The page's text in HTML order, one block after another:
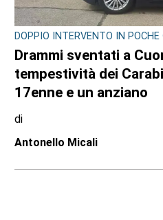
DOPPIO INTERVENTO IN POCHE
Drammi sventati a
tempestività dei
17enne e un anziano
di
Antonello Micali